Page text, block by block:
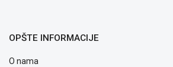
OPŠTE INFORMACIJE
O nama